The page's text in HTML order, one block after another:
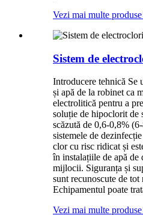
Vezi mai multe produse
Sistem de
Introducere tehnică Se
și apă de la robinet ca
electrolitică pentru a
soluție de hipoclorit de
scăzută de 0,6-0,8%
sistemele de
clor cu risc ridicat și
în instalațiile de apă de
mijlocii. Siguranța și
sunt recunoscute de
Echipamentul poate
Vezi mai multe produse